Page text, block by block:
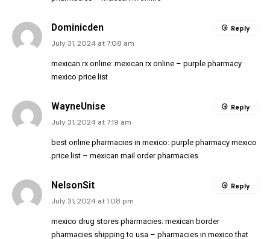
Dominicden
July 31, 2024 at 7:08 am
mexican rx online: mexican rx online – purple pharmacy
mexico price list
Reply
WayneUnise
July 31, 2024 at 7:19 am
best online pharmacies in mexico: purple pharmacy mexico
price list – mexican mail order pharmacies
Reply
NelsonSit
July 31, 2024 at 1:08 pm
mexico drug stores pharmacies: mexican border
pharmacies shipping to usa – pharmacies in mexico that
Reply